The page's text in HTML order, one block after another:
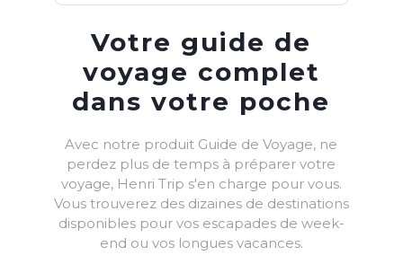
Votre guide de
voyage complet
dans votre poche
Avec notre produit Guide de Voyage, ne
perdez plus de temps à préparer votre
voyage, Henri Trip s'en charge pour vous.
Vous trouverez des dizaines de destinations
disponibles pour vos escapades de week-
end ou vos longues vacances.